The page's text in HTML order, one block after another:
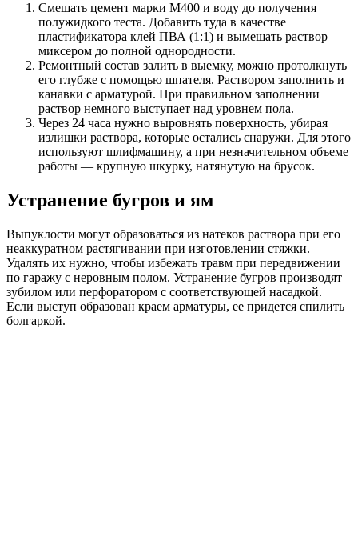
Смешать цемент марки М400 и воду до получения
полужидкого теста. Добавить туда в качестве
пластификатора клей ПВА (1:1) и вымешать раствор
миксером до полной однородности.
Ремонтный состав залить в выемку, можно протолкнуть
его глубже с помощью шпателя. Раствором заполнить и
канавки с арматурой. При правильном заполнении
раствор немного выступает над уровнем пола.
Через 24 часа нужно выровнять поверхность, убирая
излишки раствора, которые остались снаружи. Для этого
используют шлифмашину, а при незначительном объеме
работы — крупную шкурку, натянутую на брусок.
Устранение бугров и ям
Выпуклости могут образоваться из натеков раствора при его
неаккуратном растягивании при изготовлении стяжки.
Удалять их нужно, чтобы избежать травм при передвижении
по гаражу с неровным полом. Устранение бугров производят
зубилом или перфоратором с соответствующей насадкой.
Если выступ образован краем арматуры, ее придется спилить
болгаркой.